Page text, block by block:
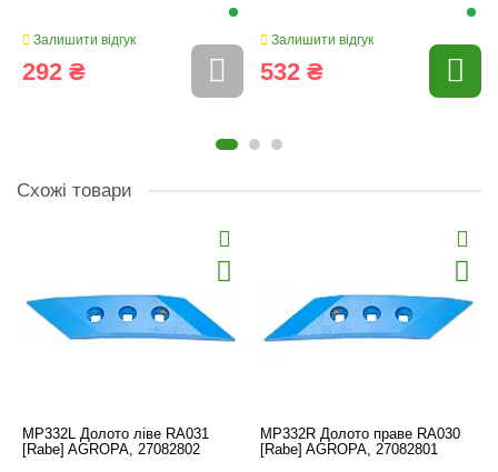
Залишити відгук
292 ₴
Залишити відгук
532 ₴
Схожі товари
MP332L Долото ліве RA031
[Rabe] AGROPA, 27082802
MP332R Долото праве RA030
[Rabe] AGROPA, 27082801